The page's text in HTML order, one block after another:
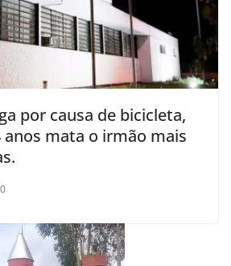
por causa de bicicleta,
anos mata o irmão mais